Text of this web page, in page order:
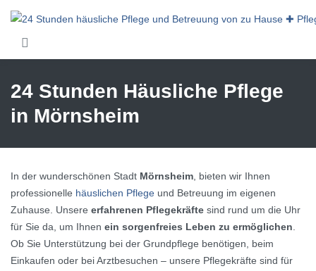
24 Stunden Häusliche Pflege
in Mörnsheim
In der wunderschönen Stadt Mörnsheim, bieten wir Ihnen
professionelle häuslichen Pflege und Betreuung im eigenen
Zuhause. Unsere erfahrenen Pflegekräfte sind rund um die Uhr
für Sie da, um Ihnen ein sorgenfreies Leben zu ermöglichen.
Ob Sie Unterstützung bei der Grundpflege benötigen, beim
Einkaufen oder bei Arztbesuchen – unsere Pflegekräfte sind für